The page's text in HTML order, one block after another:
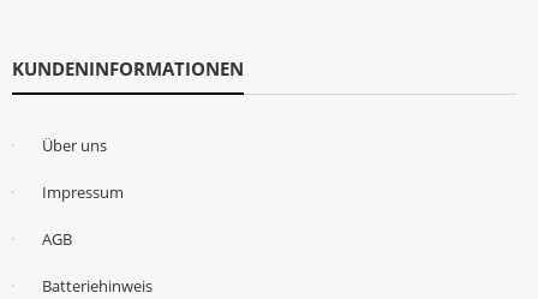
KUNDENINFORMATIONEN
Über uns
Impressum
AGB
Batteriehinweis